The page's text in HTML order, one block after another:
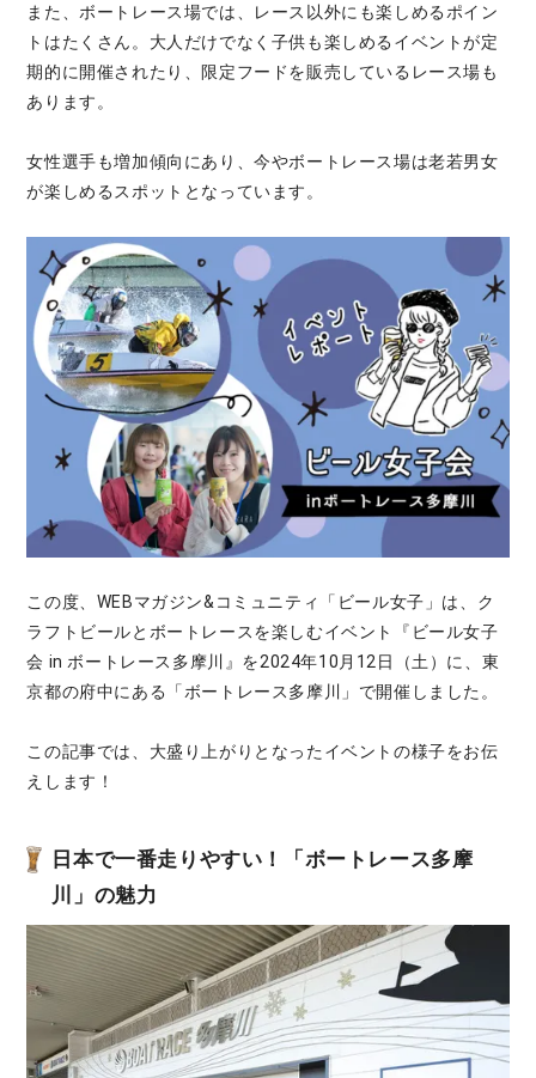
また、ボートレース場では、レース以外にも楽しめるポイン
トはたくさん。大人だけでなく子供も楽しめるイベントが定
期的に開催されたり、限定フードを販売しているレース場も
あります。
女性選手も増加傾向にあり、今やボートレース場は老若男女
が楽しめるスポットとなっています。
この度、WEBマガジン&コミュニティ「ビール女子」は、ク
ラフトビールとボートレースを楽しむイベント『ビール女子
会 in ボートレース多摩川』を2024年10月12日（土）に、東
京都の府中にある「ボートレース多摩川」で開催しました。
この記事では、大盛り上がりとなったイベントの様子をお伝
えします！
日本で一番走りやすい！「ボートレース多摩
川」の魅力